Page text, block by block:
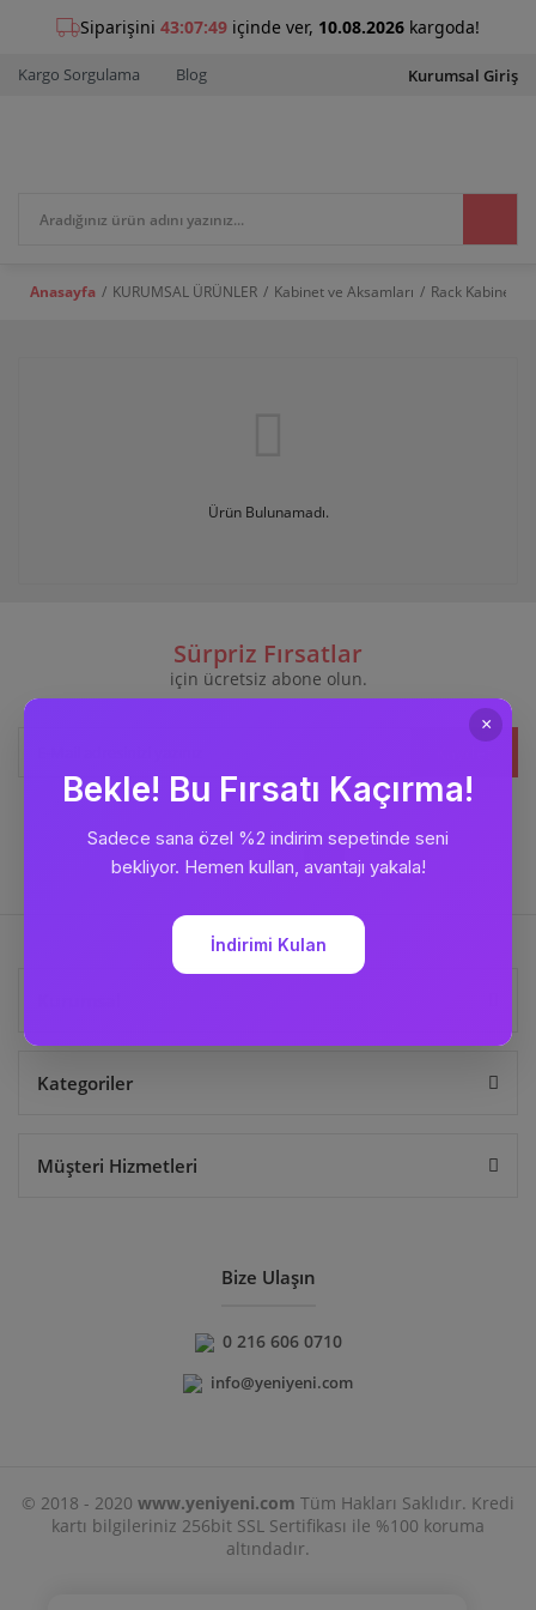
Kargo Sorgulama Blog Kurumsal Giriş
Anasayfa KURUMSAL ÜRÜNLER Kabinet ve Aksamları Rack Kabinetler
Ürün Bulunamadı.
Sürpriz Fırsatlar
için ücretsiz abone olun.
Bizi
Takip Edin
Kategoriler
Müşteri Hizmetleri
Bize Ulaşın
0 216 606 0710
info@yeniyeni.com
© 2018 - 2020 www.yeniyeni.com Tüm Hakları Saklıdır. Kredi
kartı bilgileriniz 256bit SSL Sertifikası ile %100 koruma
altındadır.